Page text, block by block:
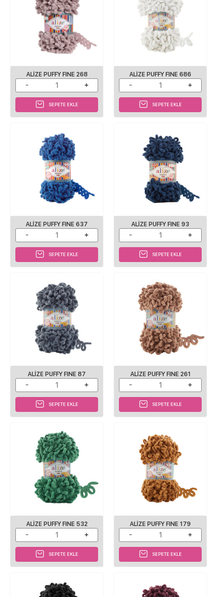
ALIZE PUFFY FINE 268
SEPETE EKLE
ALIZE PUFFY FINE 686
SEPETE EKLE
ALIZE PUFFY FINE 637
SEPETE EKLE
ALIZE PUFFY FINE 93
SEPETE EKLE
ALIZE PUFFY FINE 87
SEPETE EKLE
ALIZE PUFFY FINE 261
SEPETE EKLE
ALIZE PUFFY FINE 532
SEPETE EKLE
ALIZE PUFFY FINE 179
SEPETE EKLE